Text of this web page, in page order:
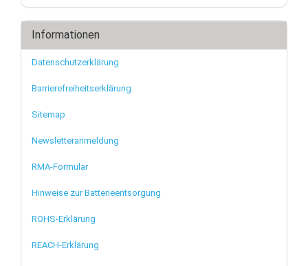
Informationen
Datenschutzerklärung
Barrierefreiheitserklärung
Sitemap
Newsletteranmeldung
RMA-Formular
Hinweise zur Batterieentsorgung
ROHS-Erklärung
REACH-Erklärung